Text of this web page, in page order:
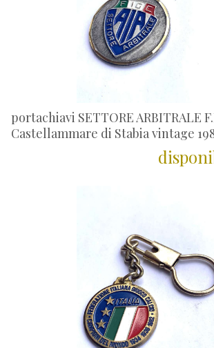
portachiavi SETTORE ARBITRALE
Castellammare di Stabia vintage